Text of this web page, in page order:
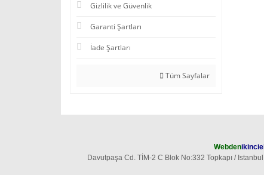
Gizlilik ve Güvenlik
Garanti Şartları
İade Şartları
Tüm Sayfalar
Webdenikinciel
Davutpaşa Cd. TİM-2 C Blok No:332 Topkapı / Istanbul